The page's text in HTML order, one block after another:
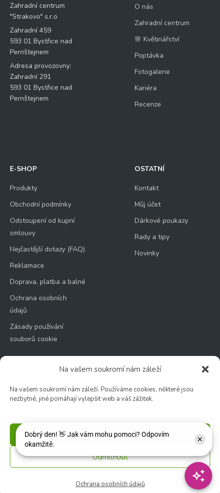
Na vašem soukromí nám záleží
Na vašem soukromí nám záleží. Používáme cookies, některé jsou
nezbytné, jiné pomáhají vylepšit web a váš zážitek.
Příjmout
Odmítnout
Ochrana osobních údajů
Zahradní centrum
"Strakovo" s.r.o
Zahradní 459
593 01 Bystřice nad
Pernštejnem
Adresa provozovny:
Zahradní 291
593 01 Bystřice nad
Pernštejnem
O nás
Zahradní centrum
🌸 Květinářství
Poptávka
Fotogalerie
Kariéra
Recenze
E-SHOP
Produkty
Obchodní podmínky
Odstoupení od kupní
smlouvy
Nejčastější dotazy (FAQ)
Reklamace
Doprava, platba a balné
Ochrana osobních
údajů
Zásady používání
souborů cookie
OSTATNÍ
Kontakt
Můj účet
Dárkové poukazy
Rady a tipy
Novinky
Zahradní centrum
🚫 Neděle: ZAVŘENO
Květinářství
🕑 So: 9:00 – 15:00